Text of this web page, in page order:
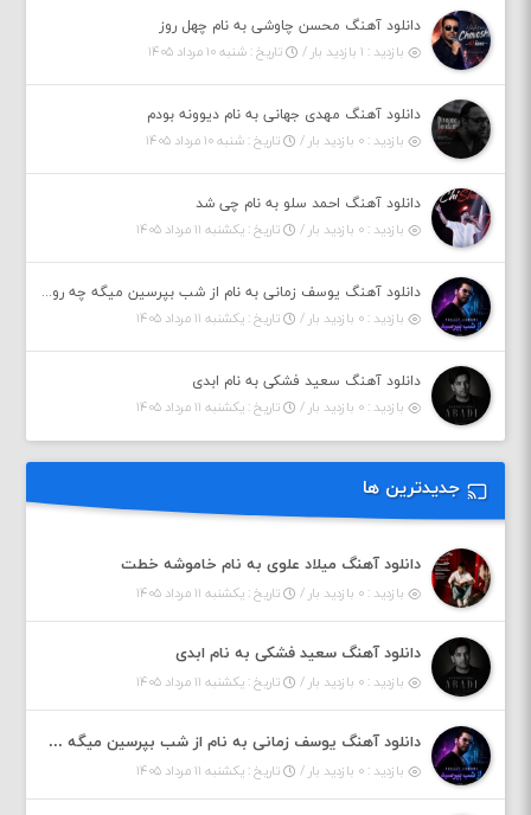
دانلود آهنگ محسن چاوشی به نام چهل روز
بازدید : ۱ بازدید بار /
تاریخ : شنبه ۱۰ مرداد ۱۴۰۵
دانلود آهنگ مهدی جهانی به نام دیوونه بودم
بازدید : ۰ بازدید بار /
تاریخ : شنبه ۱۰ مرداد ۱۴۰۵
دانلود آهنگ احمد سلو به نام چی شد
بازدید : ۰ بازدید بار /
تاریخ : یکشنبه ۱۱ مرداد ۱۴۰۵
دانلود آهنگ یوسف زمانی به نام از شب بپرسین میگه چه روزگاری دارم
بازدید : ۰ بازدید بار /
تاریخ : یکشنبه ۱۱ مرداد ۱۴۰۵
دانلود آهنگ سعید فشکی به نام ابدی
بازدید : ۰ بازدید بار /
تاریخ : یکشنبه ۱۱ مرداد ۱۴۰۵
جدیدترین ها
دانلود آهنگ میلاد علوی به نام خاموشه خطت
بازدید : ۰ بازدید بار / تاریخ : یکشنبه ۱۱ مرداد ۱۴۰۵
دانلود آهنگ سعید فشکی به نام ابدی
بازدید : ۰ بازدید بار / تاریخ : یکشنبه ۱۱ مرداد ۱۴۰۵
دانلود آهنگ یوسف زمانی به نام از شب بپرسین میگه چه روزگاری دارم
بازدید : ۰ بازدید بار / تاریخ : یکشنبه ۱۱ مرداد ۱۴۰۵